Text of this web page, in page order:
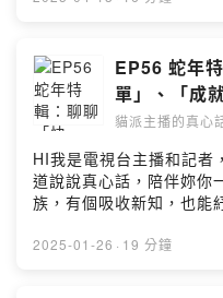
https://
https://
精心準備內容，卻讓觀眾
隊卻「聽不懂也沒行動」
解？🔸 努力行銷，卻遲
夠努力，而是——你還沒
式」。這場工作坊，為你
「訊息雷達」：一句話聽
3️⃣ 打造「個人風格」：說
也更新，美股voo帳面
Firstory Hosting
EP56 蛇年
單」、「成
⋯
貓派主播的真心
HI我是電視台主播和記者
道說說真心話，陪伴妳你
族，有個吸收新知，也能
2025-01-26 · 19 分鐘